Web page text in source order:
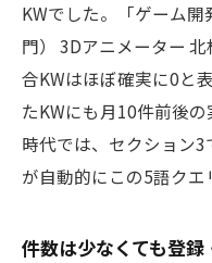
KWでした。「ゲーム
門） 3Dアニメーター
合KWはほぼ確実に0と
たKWにも月10件前後
時代では、セクション
が自動的にこの5語クエ
件数は少なくても登